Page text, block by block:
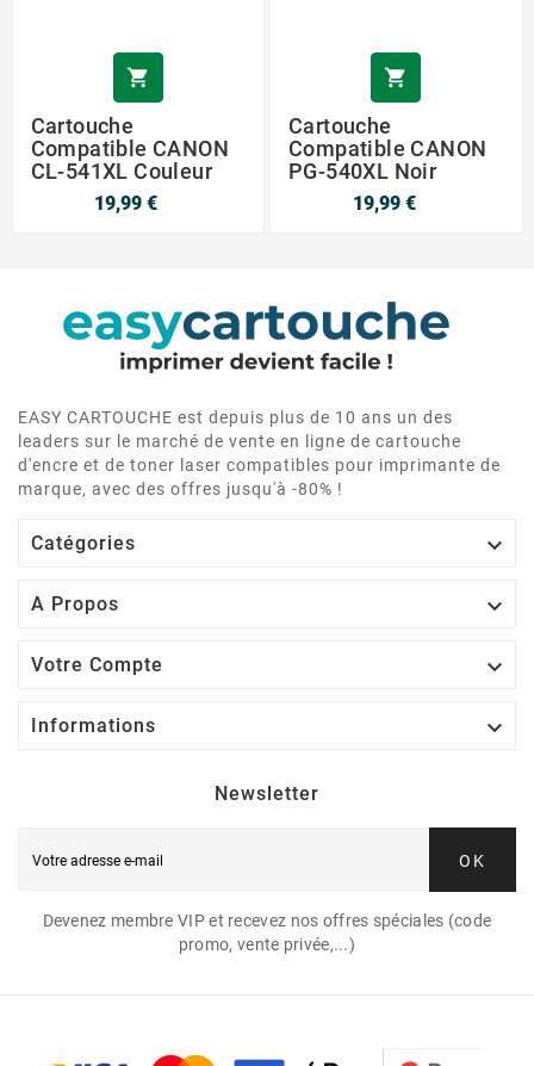

Cartouche
Compatible CANON
CL-541XL Couleur
19,99 €

Cartouche
Compatible CANON
PG-540XL Noir
19,99 €
EASY CARTOUCHE est depuis plus de 10 ans un des
leaders sur le marché de vente en ligne de cartouche
d'encre et de toner laser compatibles pour imprimante de
marque, avec des offres jusqu'à -80% !
Catégories 
A Propos 
Votre Compte 
Informations 
Newsletter
OK
Devenez membre VIP et recevez nos offres spéciales (code
promo, vente privée,...)